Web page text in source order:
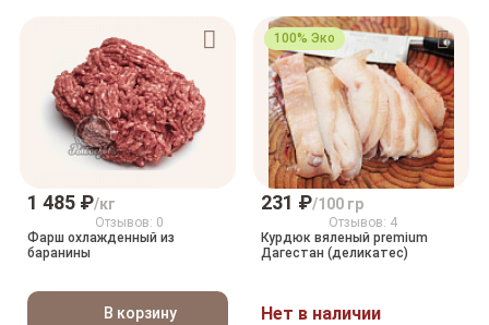
1 485 ₽/кг
Отзывов: 0
Фарш охлажденный из
баранины
В корзину
100% Эко
231 ₽/100 гр
Отзывов: 4
Курдюк вяленый premium
Дагестан (деликатес)
Нет в наличии